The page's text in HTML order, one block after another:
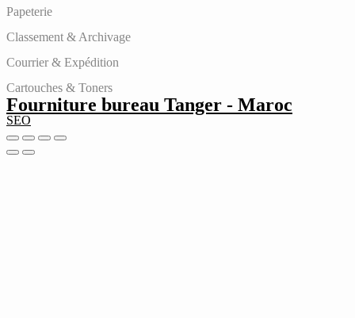
Papeterie
Classement & Archivage
Courrier & Expédition
Cartouches & Toners
Fourniture bureau Tanger - Maroc
SEO